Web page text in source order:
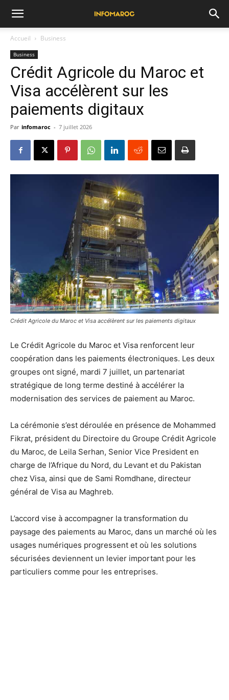
Accueil Business
Business
Crédit Agricole du Maroc et
Visa accélèrent sur les
paiements digitaux
Par infomaroc - 7 juillet 2026
Crédit Agricole du Maroc et Visa accélèrent sur les paiements digitaux
Le Crédit Agricole du Maroc et Visa renforcent leur
coopération dans les paiements électroniques. Les deux
groupes ont signé, mardi 7 juillet, un partenariat
stratégique de long terme destiné à accélérer la
modernisation des services de paiement au Maroc.
La cérémonie s’est déroulée en présence de Mohammed
Fikrat, président du Directoire du Groupe Crédit Agricole
du Maroc, de Leila Serhan, Senior Vice President en
charge de l’Afrique du Nord, du Levant et du Pakistan
chez Visa, ainsi que de Sami Romdhane, directeur
général de Visa au Maghreb.
L’accord vise à accompagner la transformation du
paysage des paiements au Maroc, dans un marché où les
usages numériques progressent et où les solutions
sécurisées deviennent un levier important pour les
particuliers comme pour les entreprises.